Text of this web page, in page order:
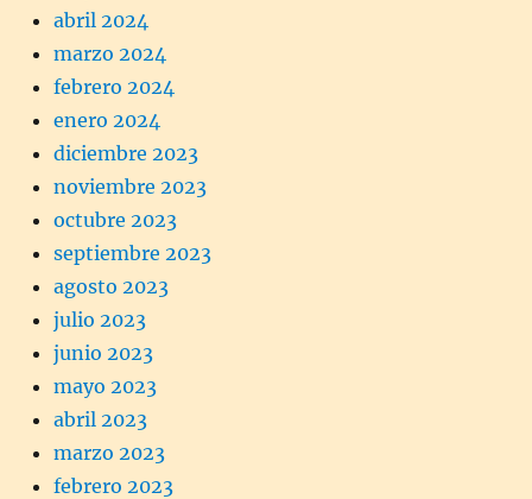
abril 2024
marzo 2024
febrero 2024
enero 2024
diciembre 2023
noviembre 2023
octubre 2023
septiembre 2023
agosto 2023
julio 2023
junio 2023
mayo 2023
abril 2023
marzo 2023
febrero 2023